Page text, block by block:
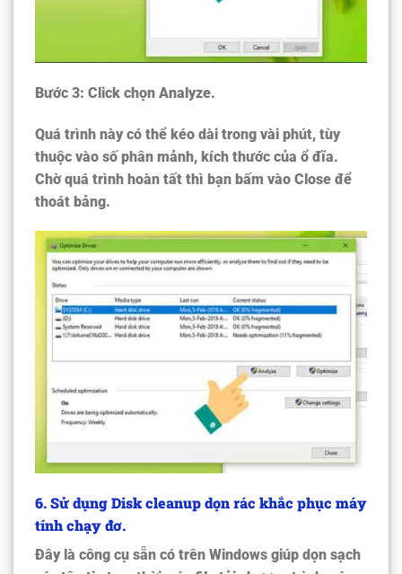
Bước 3: Click chọn Analyze.
Quá trình này có thể kéo dài trong vài phút, tùy
thuộc vào số phân mảnh, kích thước của ổ đĩa.
Chờ quá trình hoàn tất thì bạn bấm vào Close để
thoát bảng.
6. Sử dụng Disk cleanup dọn rác khắc phục máy
tính chạy đơ.
Đây là công cụ sẵn có trên Windows giúp dọn sạch